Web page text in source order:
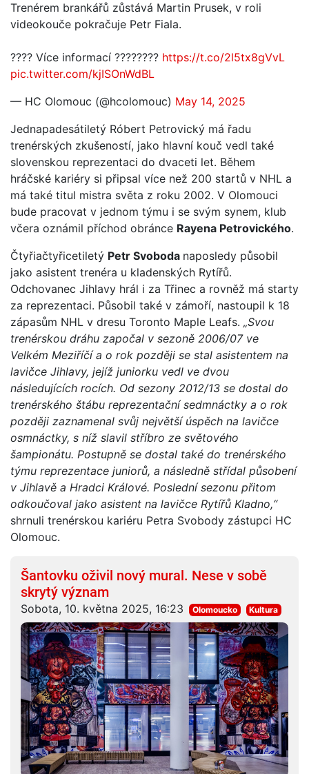
Trenérem brankářů zůstává Martin Prusek, v roli
videokouče pokračuje Petr Fiala.
???? Více informací ???????? https://t.co/2l5tx8gVvL
pic.twitter.com/kjISOnWdBL
— HC Olomouc (@hcolomouc) May 14, 2025
Jednapadesátiletý Róbert Petrovický má řadu
trenérských zkušeností, jako hlavní kouč vedl také
slovenskou reprezentaci do dvaceti let. Během
hráčské kariéry si připsal více než 200 startů v NHL a
má také titul mistra světa z roku 2002. V Olomouci
bude pracovat v jednom týmu i se svým synem, klub
včera oznámil příchod obránce Rayena Petrovického.
Čtyřiačtyřicetiletý Petr Svoboda naposledy působil
jako asistent trenéra u kladenských Rytířů.
Odchovanec Jihlavy hrál i za Třinec a rovněž má starty
za reprezentaci. Působil také v zámoří, nastoupil k 18
zápasům NHL v dresu Toronto Maple Leafs. „Svou
trenérskou dráhu započal v sezoně 2006/07 ve
Velkém Meziříčí a o rok později se stal asistentem na
lavičce Jihlavy, jejíž juniorku vedl ve dvou
následujících rocích. Od sezony 2012/13 se dostal do
trenérského štábu reprezentační sedmnáctky a o rok
později zaznamenal svůj největší úspěch na lavičce
osmnáctky, s níž slavil stříbro ze světového
šampionátu. Postupně se dostal také do trenérského
týmu reprezentace juniorů, a následně střídal působení
v Jihlavě a Hradci Králové. Poslední sezonu přitom
odkoučoval jako asistent na lavičce Rytířů Kladno,“
shrnuli trenérskou kariéru Petra Svobody zástupci HC
Olomouc.
Šantovku oživil nový mural. Nese v sobě
skrytý význam
Sobota, 10. května 2025, 16:23 Olomoucko Kultura